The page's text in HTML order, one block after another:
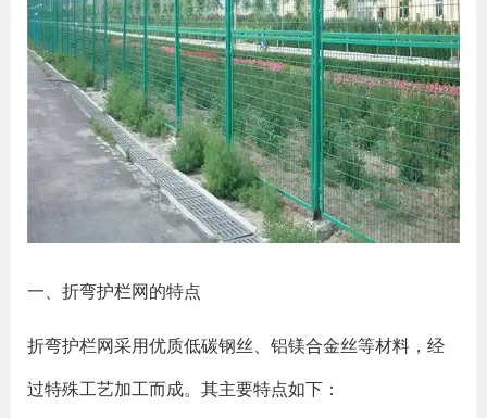
一、折弯护栏网的特点
折弯护栏网采用优质低碳钢丝、铝镁合金丝等材料，经
过特殊工艺加工而成。其主要特点如下：